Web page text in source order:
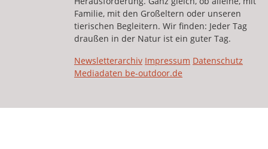
Familie, mit den Großeltern oder unseren
tierischen Begleitern. Wir finden: Jeder Tag
draußen in der Natur ist ein guter Tag.
Newsletterarchiv Impressum Datenschutz
Mediadaten be-outdoor.de